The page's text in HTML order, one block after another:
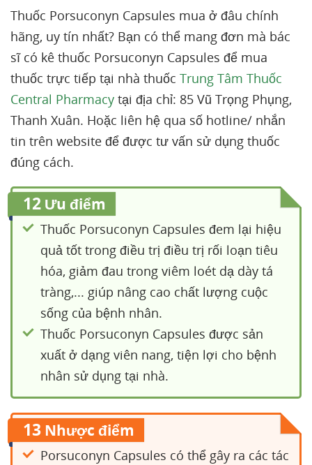
Thuốc Porsuconyn Capsules mua ở đâu chính
hãng, uy tín nhất? Bạn có thể mang đơn mà bác
sĩ có kê thuốc Porsuconyn Capsules để mua
thuốc trực tiếp tại nhà thuốc Trung Tâm Thuốc
Central Pharmacy tại địa chỉ: 85 Vũ Trọng Phụng,
Thanh Xuân. Hoặc liên hệ qua số hotline/ nhắn
tin trên website để được tư vấn sử dụng thuốc
đúng cách.
12 Ưu điểm
Thuốc Porsuconyn Capsules đem lại hiệu
quả tốt trong điều trị điều trị rối loạn tiêu
hóa, giảm đau trong viêm loét dạ dày tá
tràng,... giúp nâng cao chất lượng cuộc
sống của bệnh nhân.
Thuốc Porsuconyn Capsules được sản
xuất ở dạng viên nang, tiện lợi cho bệnh
nhân sử dụng tại nhà.
13 Nhược điểm
Porsuconyn Capsules có thể gây ra các tác